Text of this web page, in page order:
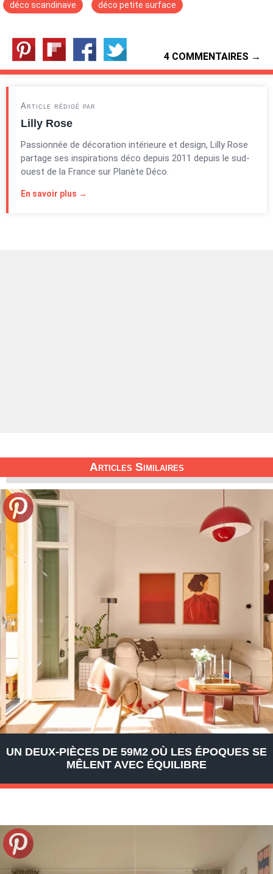
déco scandinave déco petite surface
4 COMMENTAIRES →
Article rédigé par
Lilly Rose
Passionnée de décoration intérieure et design, Lilly Rose
partage ses inspirations déco depuis 2011 depuis le sud-
ouest de la France sur Planète Déco.
En savoir plus →
Articles Similaires
UN DEUX-PIÈCES DE 59M2 OÙ LES ÉPOQUES SE
MÊLENT AVEC ÉQUILIBRE